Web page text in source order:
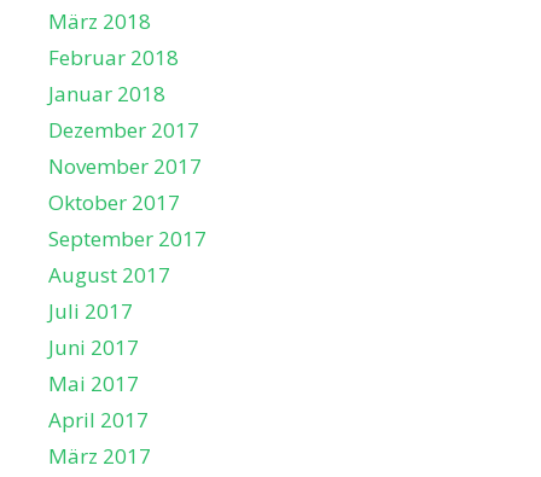
März 2018
Februar 2018
Januar 2018
Dezember 2017
November 2017
Oktober 2017
September 2017
August 2017
Juli 2017
Juni 2017
Mai 2017
April 2017
März 2017